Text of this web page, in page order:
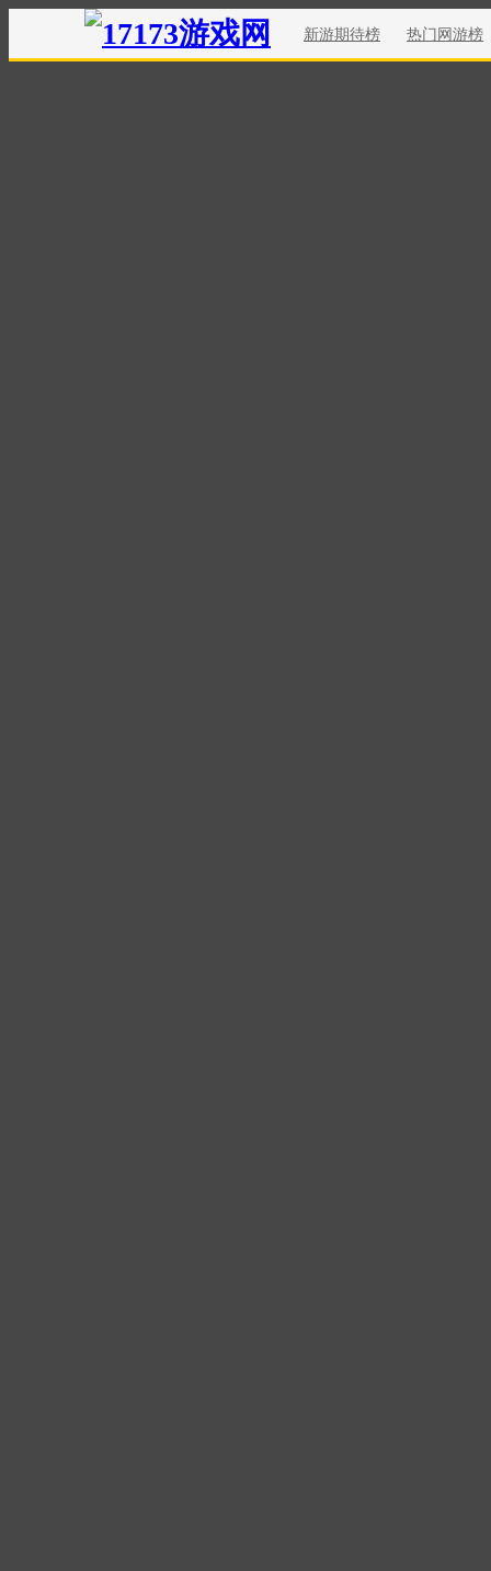
新游期待榜 热门网游榜